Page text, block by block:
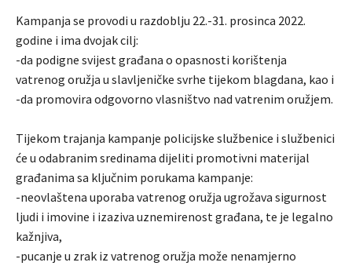
Kampanja se provodi u razdoblju 22.-31. prosinca 2022.
godine i ima dvojak cilj:
-da podigne svijest građana o opasnosti korištenja
vatrenog oružja u slavljeničke svrhe tijekom blagdana, kao i
-da promovira odgovorno vlasništvo nad vatrenim oružjem.
Tijekom trajanja kampanje policijske službenice i službenici
će u odabranim sredinama dijeliti promotivni materijal
građanima sa ključnim porukama kampanje:
-neovlaštena uporaba vatrenog oružja ugrožava sigurnost
ljudi i imovine i izaziva uznemirenost građana, te je legalno
kažnjiva,
-pucanje u zrak iz vatrenog oružja može nenamjerno